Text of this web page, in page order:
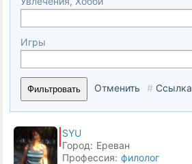
Игры
Фильтровать Отменить # Ссылка
SYU
Город: Ереван
Профессия: филолог